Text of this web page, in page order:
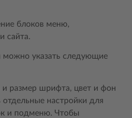
блоков меню,
сайта.
можно указать следующие
размер шрифта, цвет и фон
настройки для
и подменю. Чтобы